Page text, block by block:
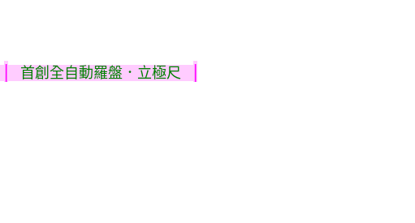
| 首創全自動羅盤．立極尺 |